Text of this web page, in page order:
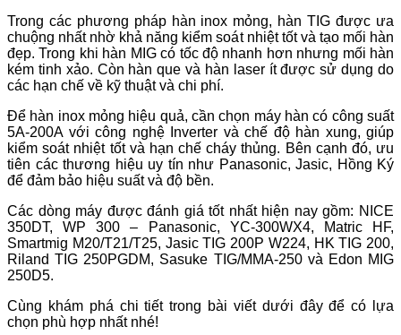
Trong các phương pháp hàn inox mỏng, hàn TIG được ưa
chuộng nhất nhờ khả năng kiểm soát nhiệt tốt và tạo mối hàn
đẹp. Trong khi hàn MIG có tốc độ nhanh hơn nhưng mối hàn
kém tinh xảo. Còn hàn que và hàn laser ít được sử dụng do
các hạn chế về kỹ thuật và chi phí.
Để hàn inox mỏng hiệu quả, cần chọn máy hàn có công suất
5A-200A với công nghệ Inverter và chế độ hàn xung, giúp
kiểm soát nhiệt tốt và hạn chế cháy thủng. Bên cạnh đó, ưu
tiên các thương hiệu uy tín như Panasonic, Jasic, Hồng Ký
để đảm bảo hiệu suất và độ bền.
Các dòng máy được đánh giá tốt nhất hiện nay gồm: NICE
350DT, WP 300 – Panasonic, YC-300WX4, Matric HF,
Smartmig M20/T21/T25, Jasic TIG 200P W224, HK TIG 200,
Riland TIG 250PGDM, Sasuke TIG/MMA-250 và Edon MIG
250D5.
Cùng khám phá chi tiết trong bài viết dưới đây để có lựa
chọn phù hợp nhất nhé!